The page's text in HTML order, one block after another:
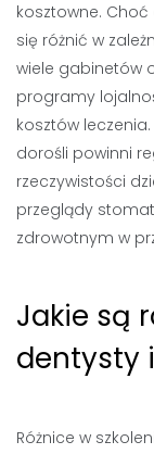
kosztowne.
się różnić w
wiele gabinetów
programy
kosztów
dorośli powinni
rzeczywistości
przeglądy
zdrowotnym w
Jakie są
dentysty
Różnice w